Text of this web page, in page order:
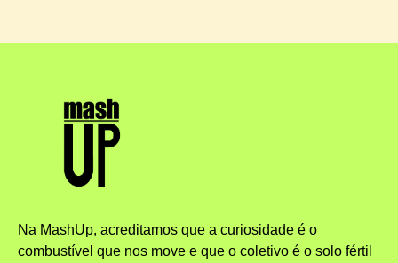
Na MashUp, acreditamos que a curiosidade é o
combustível que nos move e que o coletivo é o solo fértil